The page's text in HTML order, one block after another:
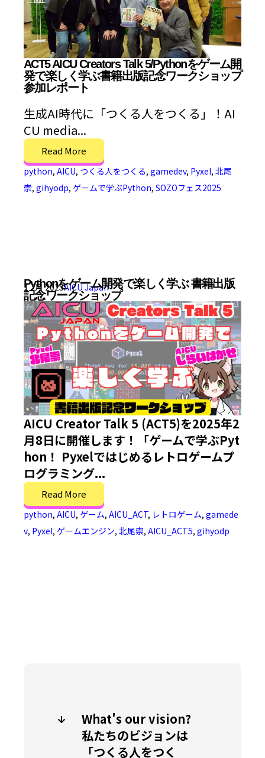
ACT5 AICU Creators Talk 5/Pythonをゲーム開
発で楽しく学ぶ書籍出版記念ワークショップ
参加レポート
生成AI時代に「つくる人をつくる」！AI
CU media...
Read More
python, AICU, つくる人をつくる, gamedev, Pyxel, 北尾
崇, gihyodp, ゲームで学ぶPython, SOZOフェス2025
Pythonをゲーム開発で楽しく学ぶ 書籍出版
記念ワークショップ
1 2月 2025AICU Japan
AICU Creator Talk 5 (ACT5)を2025年2
月8日に開催します！「ゲームで学ぶPyt
hon！ Pyxelではじめるレトロゲームプ
ログラミング...
Read More
python, AICU, ゲーム, AICU_ACT, レトロゲーム, gamede
v, Pyxel, ゲームエンジン, 北尾崇, AICU_ACT5, gihyodp
What's our vision?
私たちのビジョンは
「つくる人をつく